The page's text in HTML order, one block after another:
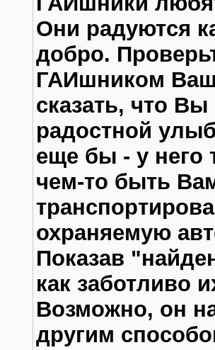
Они радуются
добро.
ГАИшником
сказать, что
радостной
еще бы - у него
чем-то быть
охраняемую
Показав
как заботливо
Возможно, он
другим